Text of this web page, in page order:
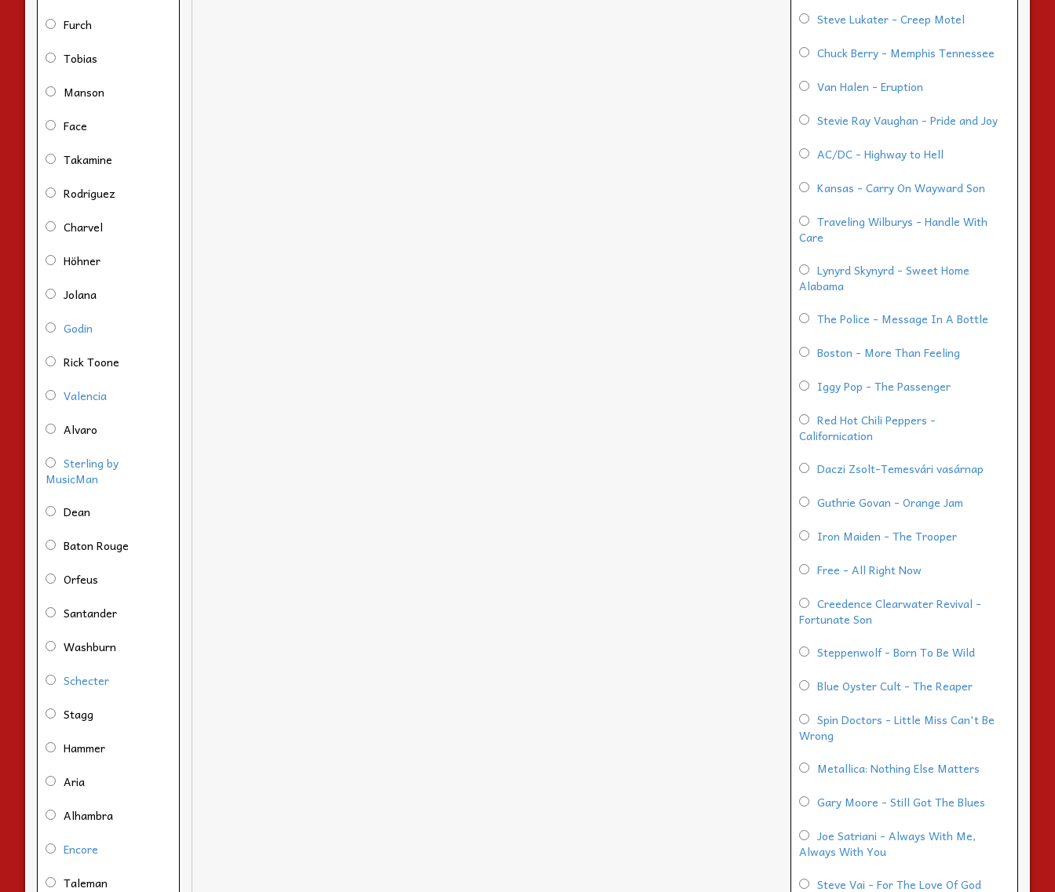
Furch
Tobias
Manson
Face
Takamine
Rodriguez
Charvel
Höhner
Jolana
Godin
Rick Toone
Valencia
Alvaro
Sterling by
MusicMan
Dean
Baton Rouge
Orfeus
Santander
Washburn
Schecter
Stagg
Hammer
Aria
Alhambra
Encore
Taleman
Steve Lukater - Creep Motel
Chuck Berry - Memphis Tennessee
Van Halen - Eruption
Stevie Ray Vaughan - Pride and Joy
AC/DC - Highway to Hell
Kansas - Carry On Wayward Son
Traveling Wilburys - Handle With
Care
Lynyrd Skynyrd - Sweet Home
Alabama
The Police - Message In A Bottle
Boston - More Than Feeling
Iggy Pop - The Passenger
Red Hot Chili Peppers -
Californication
Daczi Zsolt-Temesvári vasárnap
Guthrie Govan - Orange Jam
Iron Maiden - The Trooper
Free - All Right Now
Creedence Clearwater Revival -
Fortunate Son
Steppenwolf - Born To Be Wild
Blue Oyster Cult - The Reaper
Spin Doctors - Little Miss Can't Be
Wrong
Metallica: Nothing Else Matters
Gary Moore - Still Got The Blues
Joe Satriani - Always With Me,
Always With You
Steve Vai - For The Love Of God